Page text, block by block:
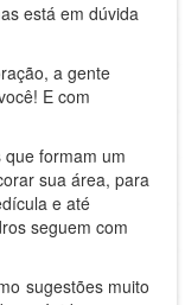
está em dúvida
a gente
E com
formam um
sua área, para
e até
seguem com
sugestões muito